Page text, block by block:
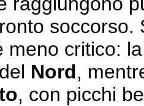
soccorso.
meno critico:
Nord,
, con picchi